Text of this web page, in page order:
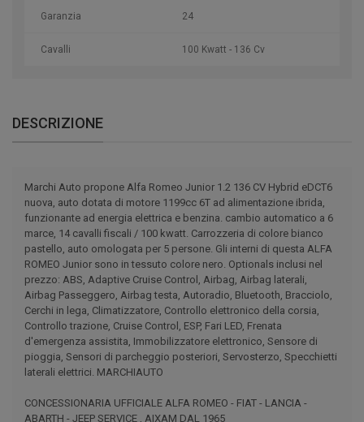
Garanzia 24
Cavalli 100 Kwatt - 136 Cv
DESCRIZIONE
Marchi Auto propone Alfa Romeo Junior 1.2 136 CV Hybrid eDCT6
nuova, auto dotata di motore 1199cc 6T ad alimentazione ibrida,
funzionante ad energia elettrica e benzina. cambio automatico a 6
marce, 14 cavalli fiscali / 100 kwatt. Carrozzeria di colore bianco
pastello, auto omologata per 5 persone. Gli interni di questa ALFA
ROMEO Junior sono in tessuto colore nero. Optionals inclusi nel
prezzo: ABS, Adaptive Cruise Control, Airbag, Airbag laterali,
Airbag Passeggero, Airbag testa, Autoradio, Bluetooth, Bracciolo,
Cerchi in lega, Climatizzatore, Controllo elettronico della corsia,
Controllo trazione, Cruise Control, ESP, Fari LED, Frenata
d'emergenza assistita, Immobilizzatore elettronico, Sensore di
pioggia, Sensori di parcheggio posteriori, Servosterzo, Specchietti
laterali elettrici. MARCHIAUTO
CONCESSIONARIA UFFICIALE ALFA ROMEO - FIAT - LANCIA -
ABARTH - JEEP SERVICE , AIXAM DAL 1965